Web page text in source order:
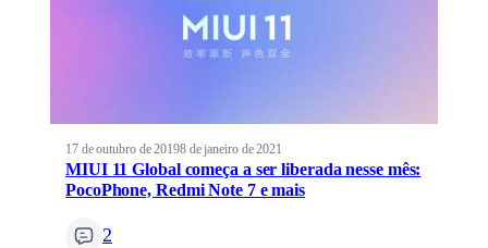
17 de outubro de 20198 de janeiro de 2021
MIUI 11 Global começa a ser liberada nesse mês:
PocoPhone, Redmi Note 7 e mais
2